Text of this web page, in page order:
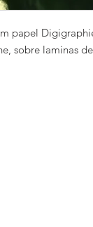
papel
sobre laminas